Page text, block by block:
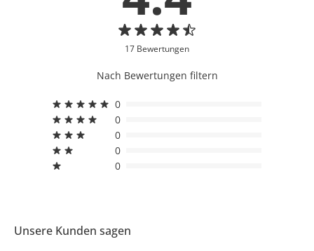
17 Bewertungen
Nach Bewertungen filtern
0
0
0
0
0
Unsere Kunden sagen